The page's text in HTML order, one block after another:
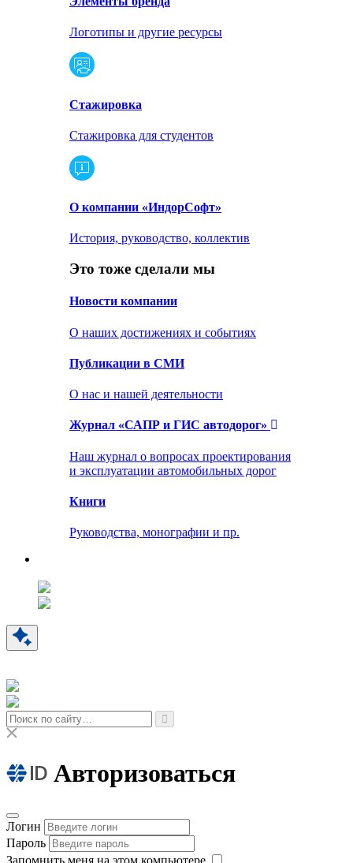
Логотипы и другие ресурсы
Стажировка
Стажировка для студентов
О компании «ИндорСофт»
История, руководство, коллектив
Это тоже сделали мы
Новости компании
О наших достижениях и событиях
Публикации в СМИ
О нас и нашей деятельности
Журнал «САПР и ГИС автодорог»
Наш журнал о вопросах проектирования
и эксплуатации автомобильных дорог
Книги
Руководства, монографии и пр.
Авторизоваться
Логин
Пароль